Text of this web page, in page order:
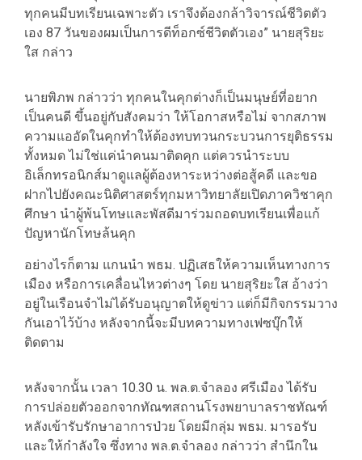
ทุกคนมีบทเรียนเฉพาะตัว เราจึงต้องกล้าวิจารณ์ชีวิตตัว
เอง 87 วันของผมเป็นการดีท็อกซ์ชีวิตตัวเอง” นายสุริยะ
ใส กล่าว
นายพิภพ กล่าวว่า ทุกคนในคุกต่างก็เป็นมนุษย์ที่อยาก
เป็นคนดี ขึ้นอยู่กับสังคมว่า ให้โอกาสหรือไม่ จากสภาพ
ความแออัดในคุกทำให้ต้องทบทวนกระบวนการยุติธรรม
ทั้งหมด ไม่ใช่แค่นำคนมาติดคุก แต่ควรนำระบบ
อิเล็กทรอนิกส์มาดูแลผู้ต้องหาระหว่างต่อสู้คดี และขอ
ฝากไปยังคณะนิติศาสตร์ทุกมหาวิทยาลัยเปิดภาควิชาคุก
ศึกษา นำผู้พ้นโทษและพัสดีมาร่วมถอดบทเรียนเพื่อแก้
ปัญหานักโทษล้นคุก
อย่างไรก็ตาม แกนนำ พธม. ปฏิเสธให้ความเห็นทางการ
เมือง หรือการเคลื่อนไหวต่างๆ โดย นายสุริยะใส อ้างว่า
อยู่ในเรือนจำไม่ได้รับอนุญาตให้ดูข่าว แต่ก็มีกิจกรรมวาง
กันเอาไว้บ้าง หลังจากนี้จะมีบทความทางเฟซบุ๊กให้
ติดตาม
หลังจากนั้น เวลา 10.30 น. พล.ต.จำลอง ศรีเมือง ได้รับ
การปล่อยตัวออกจากทัณฑสถานโรงพยาบาลราชทัณฑ์
หลังเข้ารับรักษาอาการป่วย โดยมีกลุ่ม พธม. มารอรับ
และให้กำลังใจ ซึ่งทาง พล.ต.จำลอง กล่าวว่า สำนึกใน